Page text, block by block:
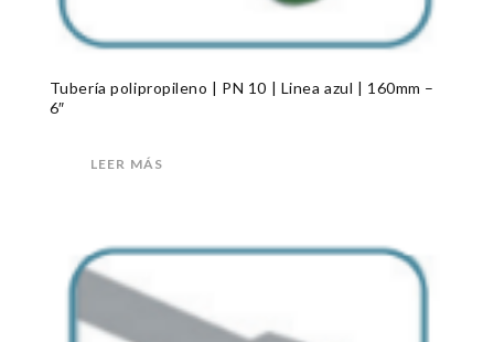
Tubería polipropileno | PN 10 | Linea azul | 160mm –
6″
LEER MÁS